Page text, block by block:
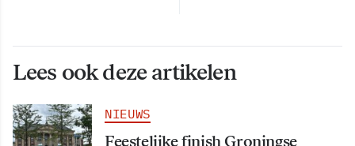
Lees ook deze artikelen
NIEUWS
Feestelijke finish Groningse